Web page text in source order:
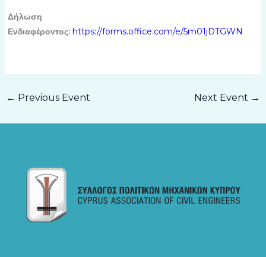
Δήλωση
Ενδιαφέροντος: https://forms.office.com/e/5m01jDTGWN
← Previous Event Next Event →